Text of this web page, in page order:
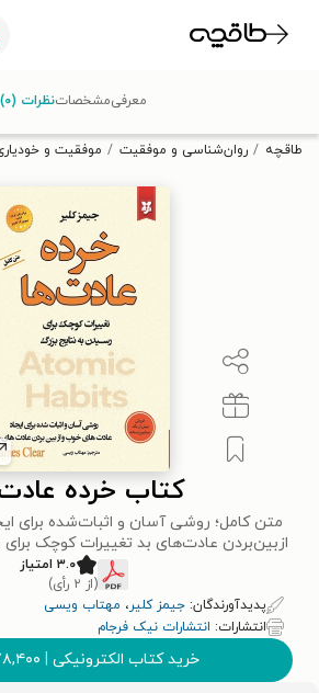
تخفیف از طاقچه دریافت کن.
طاقچه روان‌شناسی و موفقیت موفقیت و
کتاب خرده
متن کامل؛ روشی آسان و اثبات‌شده برای
ازبین‌بردن عادت‌های بد تغییرات کوچک
۳.۰ امتیاز
(از ۲ رأی)
پدیدآورندگان: جیمز کلیر، مهتاب ویسی
انتشارات: انتشارات نیک فرجام
خرید کتاب الکترونیکی |
معرفیمشخصاتنظرات (۰)